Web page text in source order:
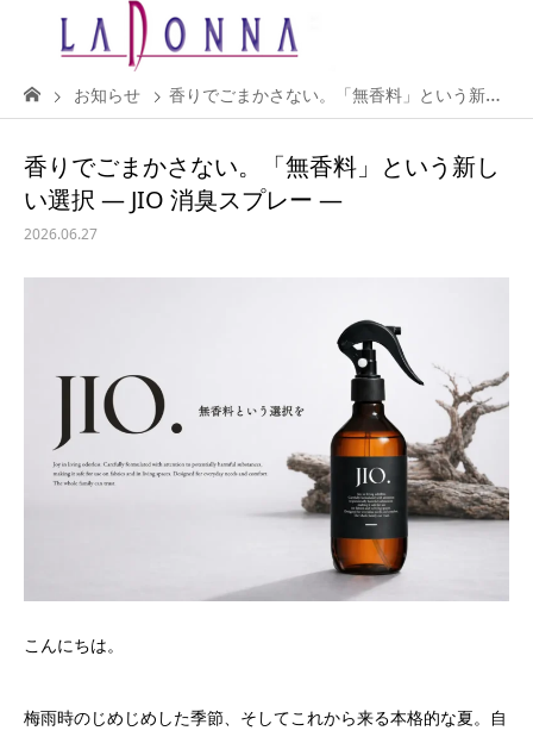
お知らせ 香りでごまかさない。「無香料」という新しい選択 ― JIO 消臭スプレー ―
香りでごまかさない。「無香料」という新し
い選択 ― JIO 消臭スプレー ―
2026.06.27
こんにちは。
梅雨時のじめじめした季節、そしてこれから来る本格的な夏。自